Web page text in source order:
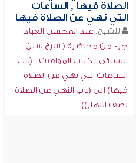
الصلاة فيها , الساعات
التي نهي عن الصلاة فيها
للشيخ: عبد المحسن العباد
جزء من محاضرة ( شرح سنن
النسائي - كتاب المواقيت - (باب
الساعات التي نهي عن الصلاة
فيها) إلى (باب النهي عن الصلاة
نصف النهار))